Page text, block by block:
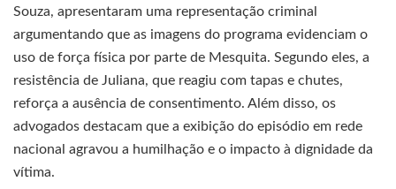
Souza, apresentaram uma representação criminal
argumentando que as imagens do programa evidenciam o
uso de força física por parte de Mesquita. Segundo eles, a
resistência de Juliana, que reagiu com tapas e chutes,
reforça a ausência de consentimento. Além disso, os
advogados destacam que a exibição do episódio em rede
nacional agravou a humilhação e o impacto à dignidade da
vítima.